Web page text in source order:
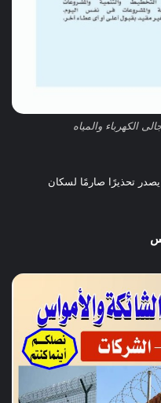
الكهرباء والمياه
يصدر تحذيرًا صارمًا لسكان